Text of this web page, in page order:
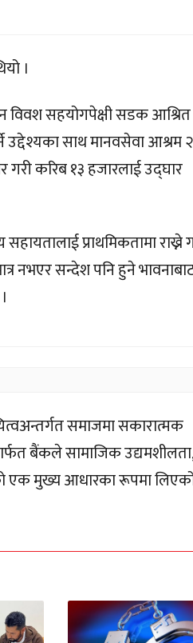
।
विवश सहयोगपेक्षी सडक आश्रित
उद्देश्यका साथ मानवसेवा आश्रम
करिब १३ हजारलाई उद्घार
प्राथमिकतामा राख्ने
नभएर सन्देश पनि हुने
समाजमा सकारात्मक
बैंकले सामाजिक उद्यमशीलता,
एक मुख्य आधारका रूपमा